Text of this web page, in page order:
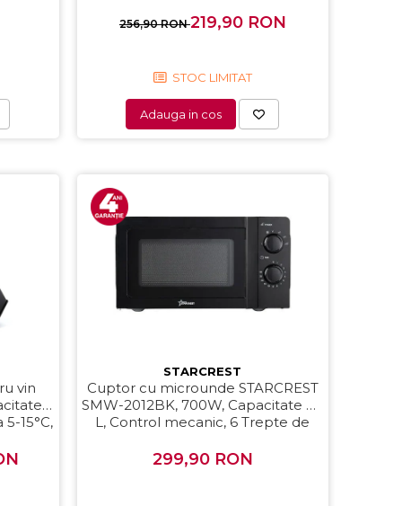
256,90 RON219,90 RON
STOC LIMITAT
Adauga in cos
vin
1
15°C,
STARCREST
Cuptor cu microunde STARCREST
SMW-2012BK, 700W, Capacitate 20
L, Control mecanic, 6 Trepte de
299,90 RON